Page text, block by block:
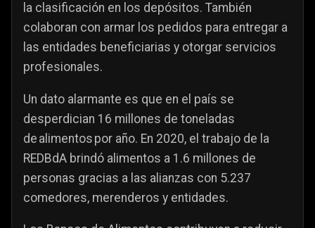
la clasificación en los depósitos. También
colaboran con armar los pedidos para entregar a
las entidades beneficiarias y otorgar servicios
profesionales.
Un dato alarmante es que en el país se
desperdician 16 millones de toneladas
de alimentos por año. En 2020, el trabajo de la
REDBdA brindó alimentos a 1.6 millones de
personas gracias a las alianzas con 5.237
comedores, merenderos y entidades.